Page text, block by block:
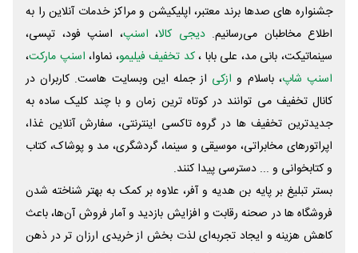
جشنواره های صدها برند معتبر، اپلیکیشن و مراکز خدمات آنلاین را به
اطلاع مخاطبان می‌رسانیم. دیجی کالا، اسنپ، اسنپ فود، تپسی،
سینماتیکت، بانی مد، علی‌ بابا ،کد تخفیف فیلیمو، نماوا، اسنپ مارکت،
اسنپ شاپ، باسلام و ازکی از جمله این وبسایت ‌هاست. کاربران در
کانال تخفیف می توانند در کوتاه ترین زمان و با چند کلیک ساده به
جدیدترین تخفیف ها در گروه تاکسی اینترنتی، سفارش آنلاین غذا،
اپراتورهای مخابراتی، موسیقی و سینما، گردشگری، مد و پوشاک، کتاب
و کتابخوانی و ... دسترسی پیدا کنند.
بستر تبلیغ بر پایه بن هدیه و آفر، علاوه بر کمک به بهتر شناخته شدن
فروشگاه ها در صحنه رقابت و افزایش بازدید و آمار فروش آن‌ها، باعث
کاهش هزینه و ایجاد تجربه‌ای لذت بخش از خریدی ارزان تر در ذهن